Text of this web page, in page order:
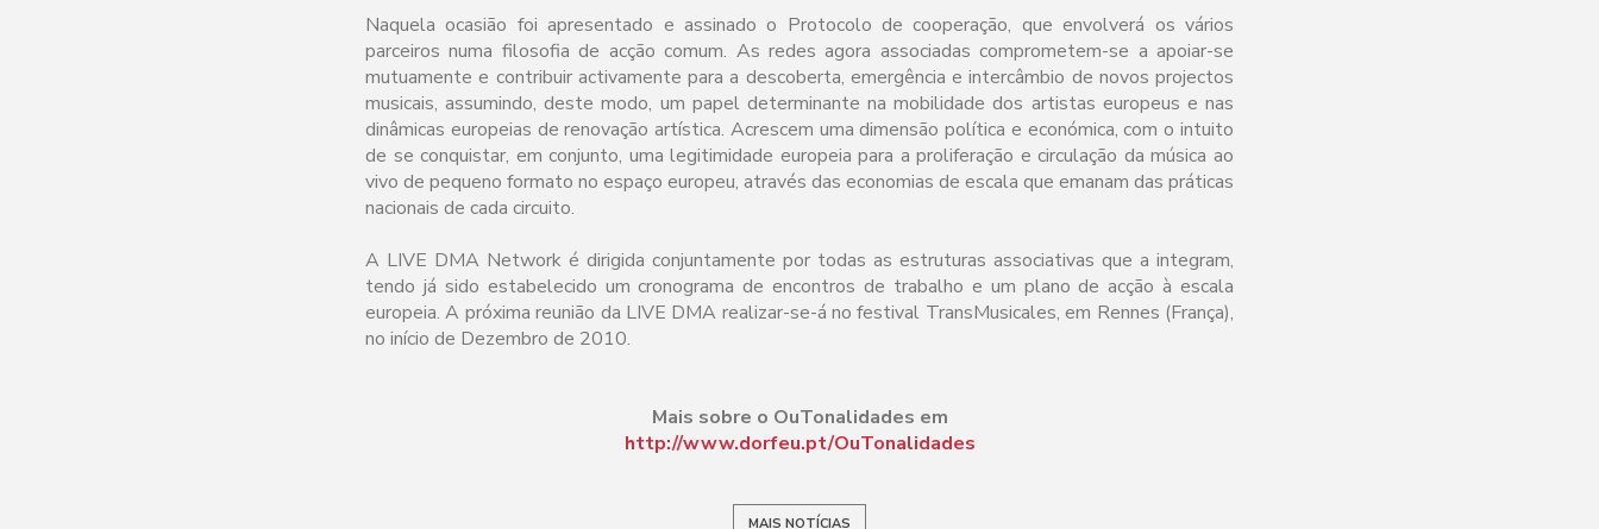
Naquela ocasião foi apresentado e assinado o Protocolo de cooperação, que envolverá os vários
parceiros numa filosofia de acção comum. As redes agora associadas comprometem-se a apoiar-se
mutuamente e contribuir activamente para a descoberta, emergência e intercâmbio de novos projectos
musicais, assumindo, deste modo, um papel determinante na mobilidade dos artistas europeus e nas
dinâmicas europeias de renovação artística. Acrescem uma dimensão política e económica, com o intuito
de se conquistar, em conjunto, uma legitimidade europeia para a proliferação e circulação da música ao
vivo de pequeno formato no espaço europeu, através das economias de escala que emanam das práticas
nacionais de cada circuito.
A LIVE DMA Network é dirigida conjuntamente por todas as estruturas associativas que a integram,
tendo já sido estabelecido um cronograma de encontros de trabalho e um plano de acção à escala
europeia. A próxima reunião da LIVE DMA realizar-se-á no festival TransMusicales, em Rennes (França),
no início de Dezembro de 2010.
Mais sobre o OuTonalidades em
http://www.dorfeu.pt/OuTonalidades
MAIS NOTÍCIAS